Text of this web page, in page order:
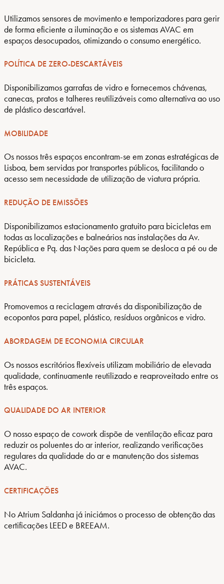
Utilizamos sensores de movimento e temporizadores para gerir
de forma eficiente a iluminação e os sistemas AVAC em
espaços desocupados, otimizando o consumo energético.
POLÍTICA DE ZERO-DESCARTÁVEIS
Disponibilizamos garrafas de vidro e fornecemos chávenas,
canecas, pratos e talheres reutilizáveis como alternativa ao uso
de plástico descartável.
MOBILIDADE
Os nossos três espaços encontram-se em zonas estratégicas de
Lisboa, bem servidas por transportes públicos, facilitando o
acesso sem necessidade de utilização de viatura própria.
REDUÇÃO DE EMISSÕES
Disponibilizamos estacionamento gratuito para bicicletas em
todas as localizações e balneários nas instalações da Av.
República e Pq. das Nações para quem se desloca a pé ou de
bicicleta.
PRÁTICAS SUSTENTÁVEIS
Promovemos a reciclagem através da disponibilização de
ecopontos para papel, plástico, resíduos orgânicos e vidro.
ABORDAGEM DE ECONOMIA CIRCULAR
Os nossos escritórios flexíveis utilizam mobiliário de elevada
qualidade, continuamente reutilizado e reaproveitado entre os
três espaços.
QUALIDADE DO AR INTERIOR
O nosso espaço de cowork dispõe de ventilação eficaz para
reduzir os poluentes do ar interior, realizando verificações
regulares da qualidade do ar e manutenção dos sistemas
AVAC.
CERTIFICAÇÕES
No Atrium Saldanha já iniciámos o processo de obtenção das
certificações LEED e BREEAM.